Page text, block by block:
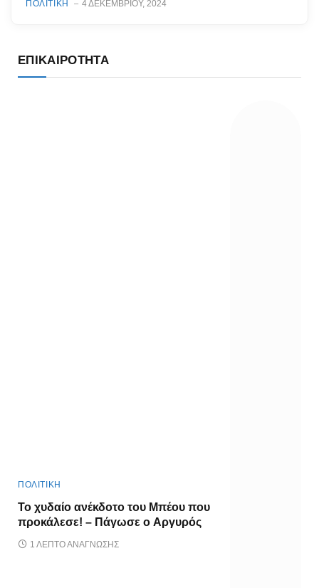
ΠΟΛΙΤΙΚΗ 4 ΔΕΚΕΜΒΡΊΟΥ, 2024
ΕΠΙΚΑΙΡΌΤΗΤΑ
ΠΟΛΙΤΙΚΗ
Το χυδαίο ανέκδοτο του Μπέου που
προκάλεσε! – Πάγωσε ο Αργυρός
1 ΛΕΠΤΌ ΑΝΆΓΝΩΣΗΣ